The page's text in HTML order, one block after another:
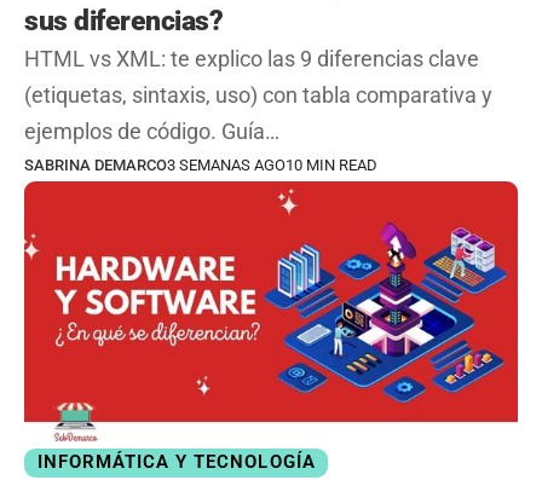
sus diferencias?
HTML vs XML: te explico las 9 diferencias clave
(etiquetas, sintaxis, uso) con tabla comparativa y
ejemplos de código. Guía…
SABRINA DEMARCO3 SEMANAS AGO10 MIN READ
INFORMÁTICA Y TECNOLOGÍA